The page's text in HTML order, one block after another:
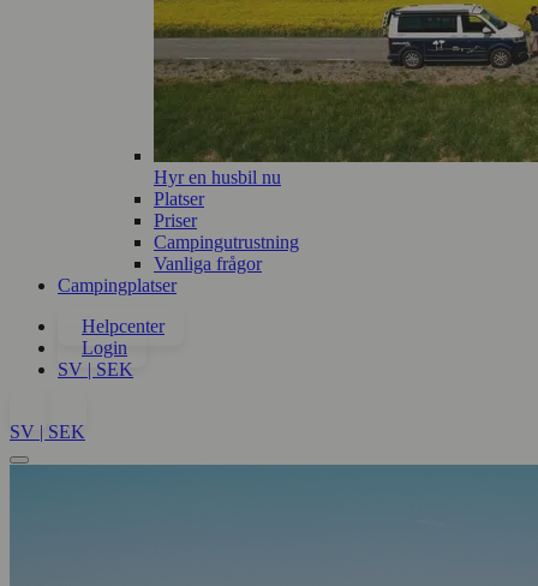
Hyr en husbil nu
Platser
Priser
Campingutrustning
Vanliga frågor
Campingplatser
Helpcenter
Login
SV | SEK
SV | SEK